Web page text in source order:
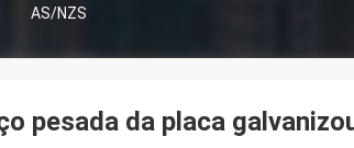
AS/NZS
pesada da placa